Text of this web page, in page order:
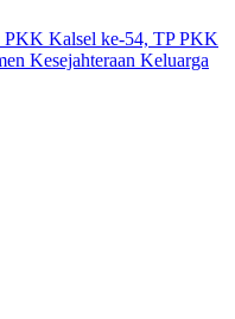
PKK Kalsel ke-54, TP PKK
Kesejahteraan Keluarga